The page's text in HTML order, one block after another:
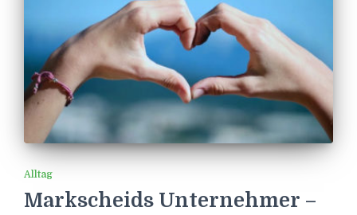
Alltag
Markscheids Unternehmer –